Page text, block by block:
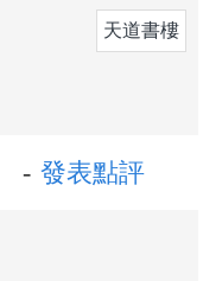
天道書樓
- 發表點評